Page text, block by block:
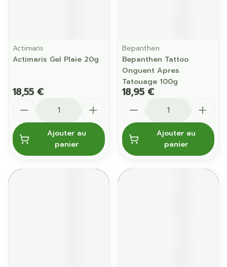
Actimaris
Actimaris Gel Plaie 20g
18,55 €
Ajouter au
panier
Bepanthen
Bepanthen Tattoo
Onguent Apres
Tatouage 100g
18,95 €
Ajouter au
panier